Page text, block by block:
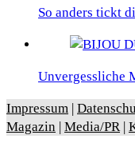
So anders tickt
Unvergessliche
Impressum |
Magazin | Media/PR|